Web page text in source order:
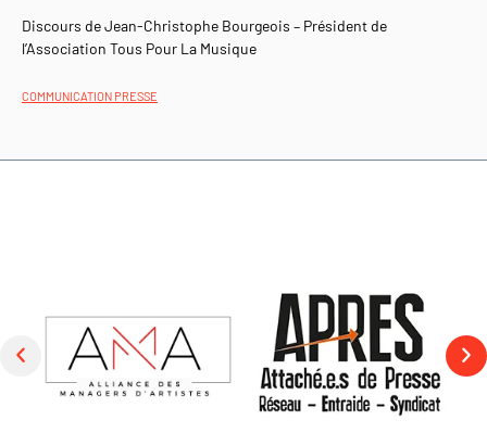
Discours de Jean-Christophe Bourgeois – Président de
l’Association Tous Pour La Musique
COMMUNICATION PRESSE